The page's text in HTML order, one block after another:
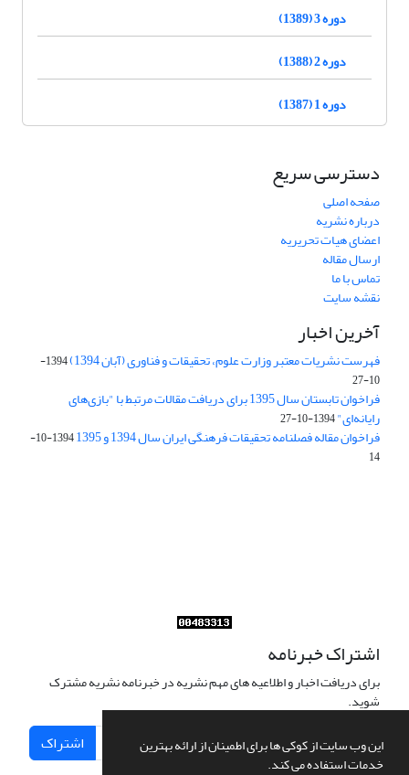
این وب سایت از کوکی ها برای اطمینان از ارائه بهترین
خدمات استفاده می کند.
دوره 3 (1389)
دوره 2 (1388)
دوره 1 (1387)
دسترسی سریع
صفحه اصلی
درباره نشریه
اعضای هیات تحریریه
ارسال مقاله
تماس با ما
نقشه سایت
آخرین اخبار
فهرست نشریات معتبر وزارت علوم، تحقیقات و فناوری (آبان 1394)
1394-
10-27
فراخوان تابستان سال 1395 برای دریافت مقالات مرتبط با "بازی‌های
رایانه‌ای"1394-10-27
فراخوان مقاله فصلنامه تحقیقات فرهنگی ایران سال 1394 و 1395
1394-10-
14
اشتراک خبرنامه
برای دریافت اخبار و اطلاعیه های مهم نشریه در خبرنامه نشریه مشترک
شوید.
اشتراک